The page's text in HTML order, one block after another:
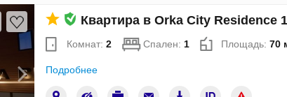
Квартира в Orka City Residence
Комнат: 2 Спален: 1 Площадь: 70
Подробнее